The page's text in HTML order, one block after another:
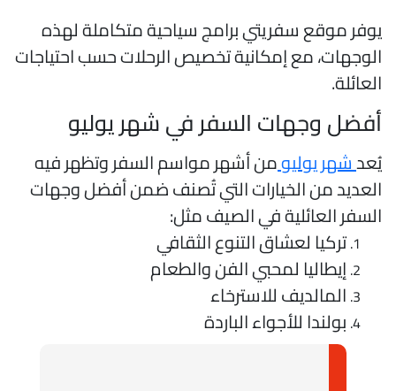
موقع سفريتي برامج سياحية متكاملة لهذه
مع إمكانية تخصيص الرحلات حسب احتياجات
وجهات السفر في شهر يوليو
شهر يوليومن أشهر مواسم السفر وتظهر فيه
من الخيارات التي تُصنف ضمن أفضل وجهات
العائلية في الصيف مثل:
تركيا لعشاق التنوع الثقافي
إيطاليا لمحبي الفن والطعام
المالديف للاسترخاء
بولندا للأجواء الباردة